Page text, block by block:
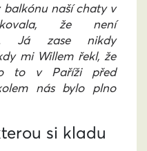
naší chaty v
že není
Já zase nikdy
mi Willem řekl, že
to v Paříži před
nás bylo plno
si kladu